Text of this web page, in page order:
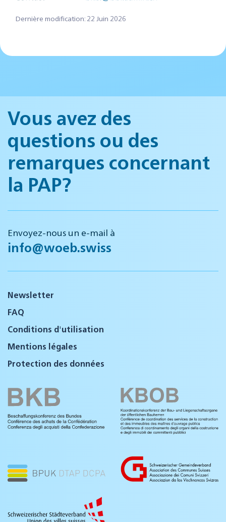
Dernière modification: 22 Juin 2026
Vous avez des
questions ou des
remarques concernant
la PAP?
Envoyez-nous un e-mail à
info@woeb.swiss
Newsletter
FAQ
Conditions d'utilisation
Mentions légales
Protection des données